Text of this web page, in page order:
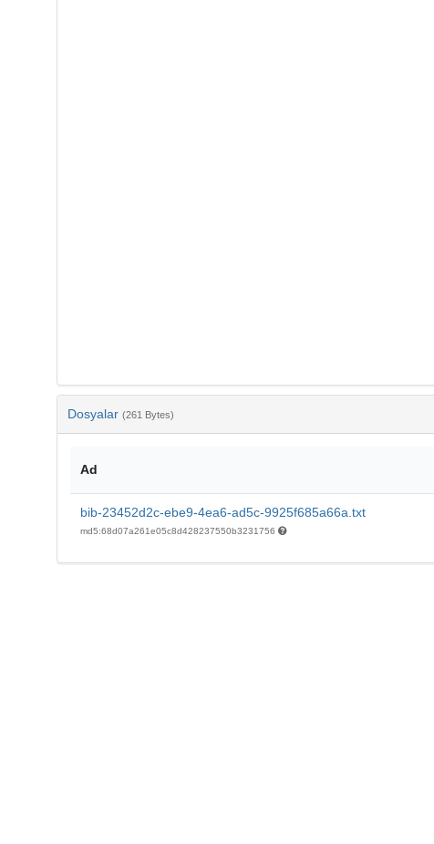
Dosyalar (261 Bytes)
Ad
bib-23452d2c-ebe9-4ea6-ad5c-9925f685a66a.txt
md5:68d07a261e05c8d428237550b3231756